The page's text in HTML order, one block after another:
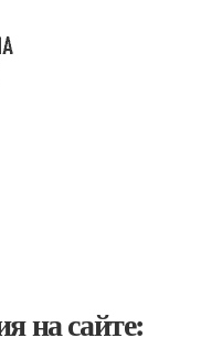
на сайте: